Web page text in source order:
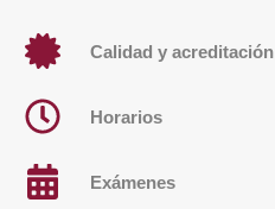
Calidad y acreditación
Horarios
Exámenes